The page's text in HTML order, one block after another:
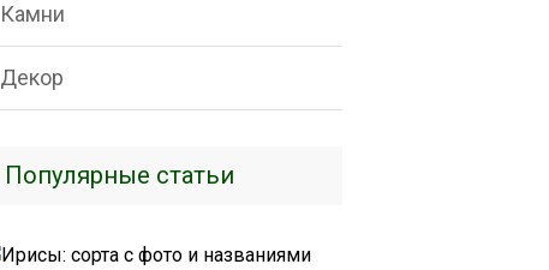
Камни
Декор
Популярные статьи